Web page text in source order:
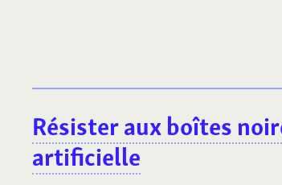
Résister aux boîtes
artificielle